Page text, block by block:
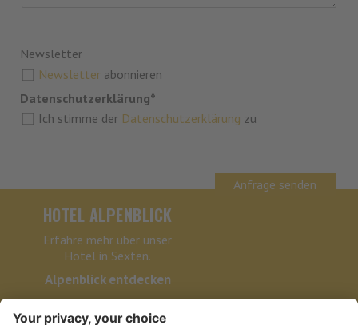
Newsletter
Newsletter abonnieren
Datenschutzerklärung*
Ich stimme der Datenschutzerklärung zu
Anfrage senden
HOTEL ALPENBLICK
Erfahre mehr über unser
Hotel in Sexten.
Alpenblick entdecken